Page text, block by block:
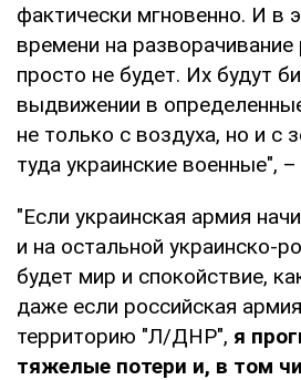
фактически мгновенно. И в
времени на разворачивание
просто не будет. Их будут
выдвижении в
не только с воздуха, но и с
туда украинские военные", –
"Если украинская армия
и на остальной украинско-
будет мир и спокойствие,
даже если российская
территорию "Л/ДНР", я
тяжелые потери и, в том